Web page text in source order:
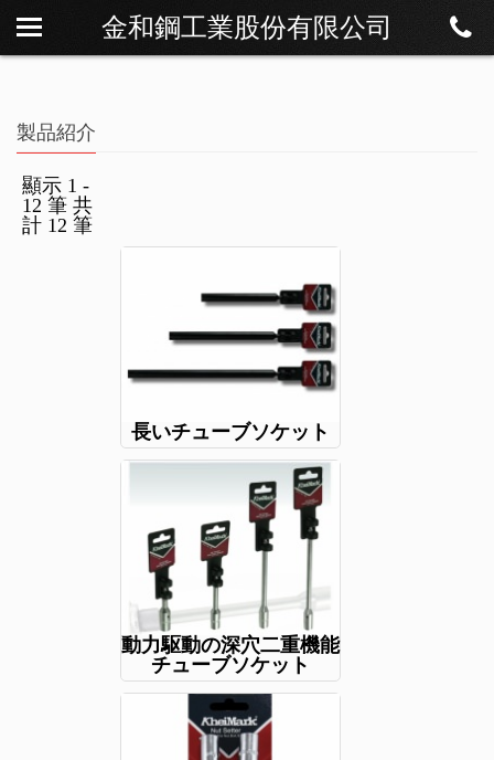
金和鋼工業股份有限公司
私たちについて
製品紹介
連絡方法
製品紹介
顯示 1 -
12 筆 共
計 12 筆
長いチューブソケット
動力駆動の深穴二重機能
チューブソケット